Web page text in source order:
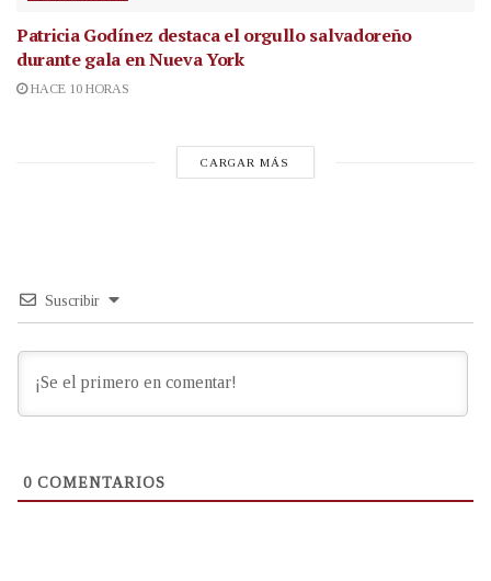
Patricia Godínez destaca el orgullo salvadoreño
durante gala en Nueva York
HACE 10 HORAS
CARGAR MÁS
Suscribir
0 COMENTARIOS